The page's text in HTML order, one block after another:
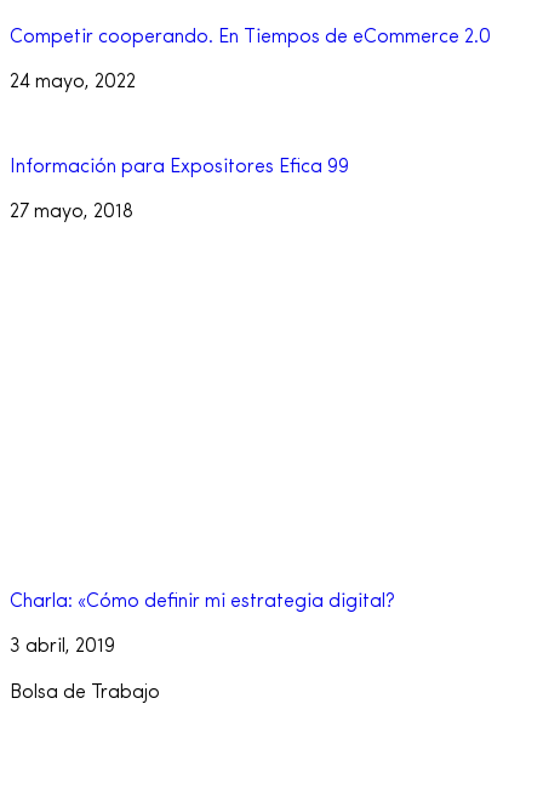
Competir cooperando. En Tiempos de eCommerce 2.0
24 mayo, 2022
Información para Expositores Efica 99
27 mayo, 2018
Charla: «Cómo definir mi estrategia digital?
3 abril, 2019
Bolsa de Trabajo